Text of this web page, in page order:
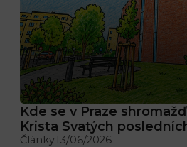
Kde se v Praze
Krista Svatých
Články13/06/2026